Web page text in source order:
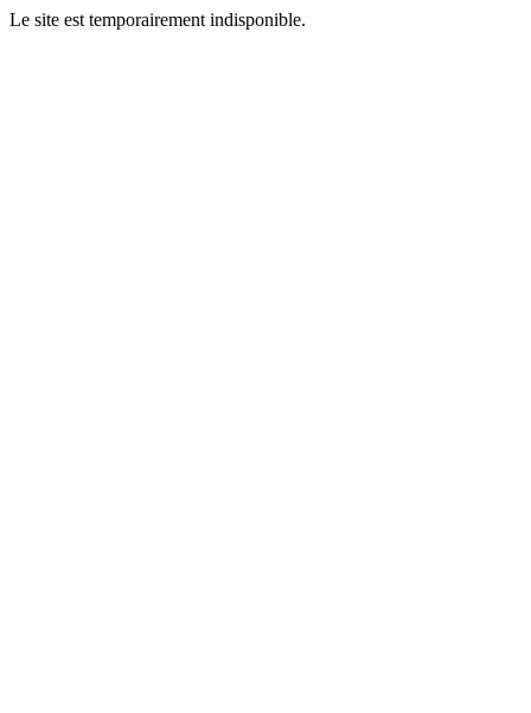
Le site est temporairement indisponible.